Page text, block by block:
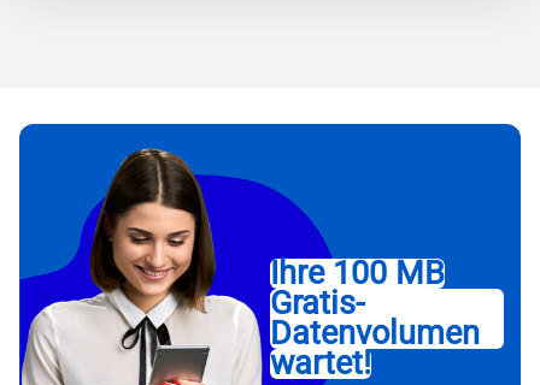
Ihre 100 MB
Gratis-
Datenvolumen
wartet!